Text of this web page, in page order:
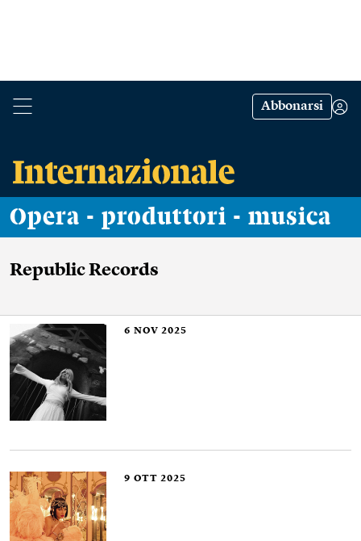
Abbonarsi
Opera - produttori - musica
Republic Records
6 NOV 2025
9 OTT 2025